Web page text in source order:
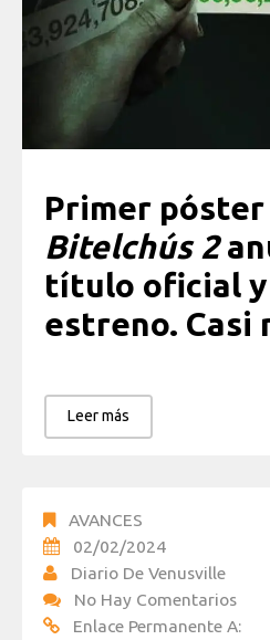
Primer póster
Bitelchús 2
título oficial y
estreno. Casi
Leer más
AVANCES
02/02/2024
Diario De Venusville
No Hay Comentarios
Enlace Permanente A: